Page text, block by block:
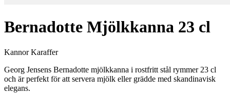
Bernadotte Mjölkkanna 23 cl
Kannor Karaffer
Georg Jensens Bernadotte mjölkkanna i rostfritt stål rymmer 23 cl
och är perfekt för att servera mjölk eller grädde med skandinavisk
elegans.